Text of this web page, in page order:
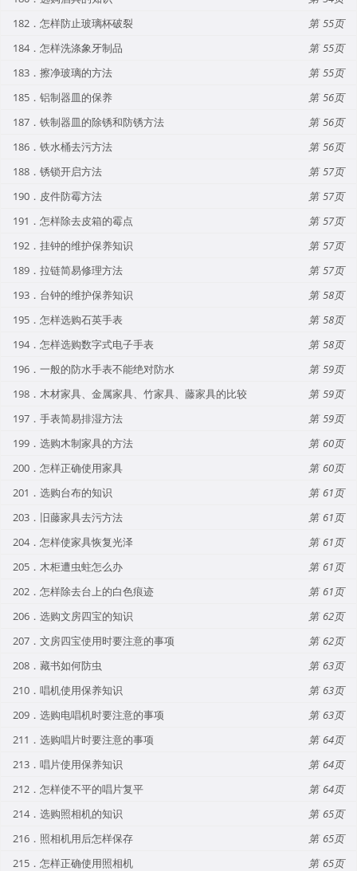
182．怎样防止玻璃杯破裂
55
184．怎样洗涤象牙制品
55
183．擦净玻璃的方法
55
185．铝制器皿的保养
56
187．铁制器皿的除锈和防锈方法
56
186．铁水桶去污方法
56
188．锈锁开启方法
57
190．皮件防霉方法
57
191．怎样除去皮箱的霉点
57
192．挂钟的维护保养知识
57
189．拉链简易修理方法
57
193．台钟的维护保养知识
58
195．怎样选购石英手表
58
194．怎样选购数字式电子手表
58
196．一般的防水手表不能绝对防水
59
198．木材家具、金属家具、竹家具、藤家具的比较
59
197．手表简易排湿方法
59
199．选购木制家具的方法
60
200．怎样正确使用家具
60
201．选购台布的知识
61
203．旧藤家具去污方法
61
204．怎样使家具恢复光泽
61
205．木柜遭虫蛀怎么办
61
202．怎样除去台上的白色痕迹
61
206．选购文房四宝的知识
62
207．文房四宝使用时要注意的事项
62
208．藏书如何防虫
63
210．唱机使用保养知识
63
209．选购电唱机时要注意的事项
63
211．选购唱片时要注意的事项
64
213．唱片使用保养知识
64
212．怎样使不平的唱片复平
64
214．选购照相机的知识
65
216．照相机用后怎样保存
65
215．怎样正确使用照相机
65